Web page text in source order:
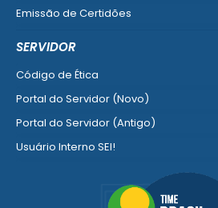
Emissão de Certidões
SERVIDOR
Código de Ética
Portal do Servidor (Novo)
Portal do Servidor (Antigo)
Usuário Interno SEI!